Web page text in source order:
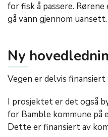
for fisk å passere.
gå vann gjennom uansett.
Ny
Vegen er delvis finansiert
I prosjektet er det også
for Bamble kommune på
Dette er finansiert av